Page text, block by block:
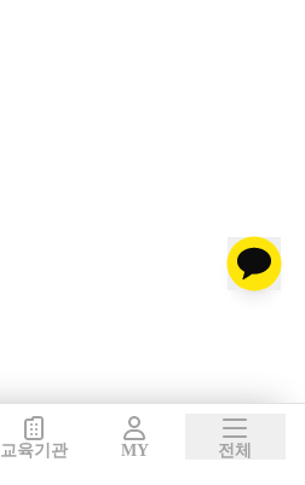
교육기관 MY 전체